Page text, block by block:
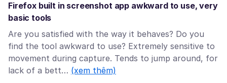
Firefox built in screenshot app awkward to use, very
basic tools
Are you satisfied with the way it behaves? Do you
find the tool awkward to use? Extremely sensitive to
movement during capture. Tends to jump around, for
lack of a bett… (xem thêm)